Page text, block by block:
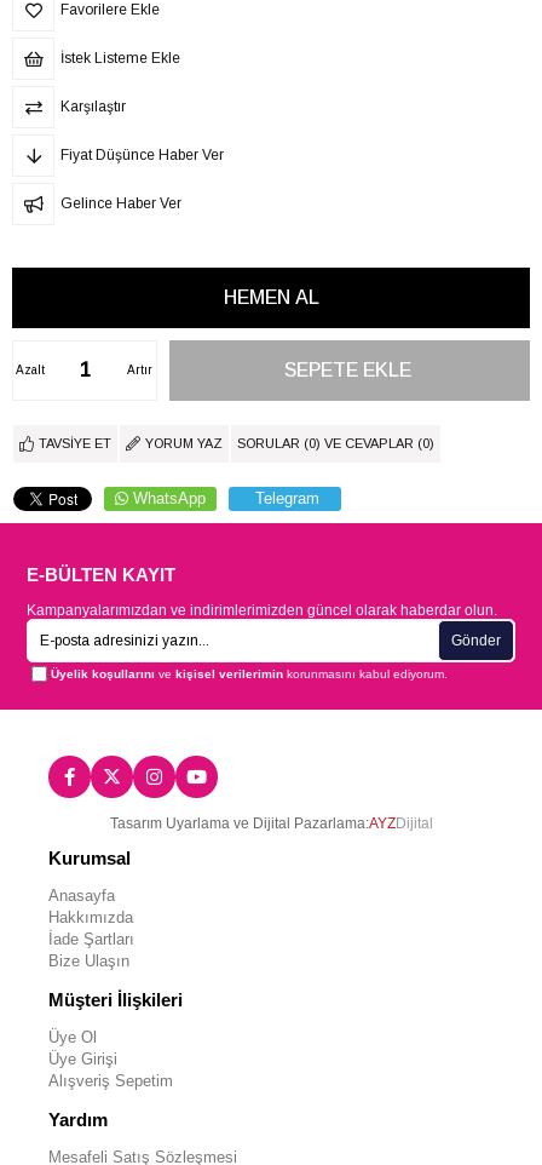
Favorilere Ekle
İstek Listeme Ekle
Karşılaştır
Fiyat Düşünce Haber Ver
Gelince Haber Ver
Artır
Azalt
TAVSIYE ET YORUM YAZ SORULAR (0) VE CEVAPLAR (0)
WhatsApp Telegram
E-BÜLTEN KAYIT
Kampanyalarımızdan ve indirimlerimizden güncel olarak haberdar olun.
Gönder
Üyelik koşullarını vekişisel verilerimin korunmasını kabul ediyorum.
Tasarım Uyarlama ve Dijital Pazarlama:AYZDijital
Kurumsal
Anasayfa
Hakkımızda
İade Şartları
Bize Ulaşın
Müşteri İlişkileri
Üye Ol
Üye Girişi
Alışveriş Sepetim
Yardım
Mesafeli Satış Sözleşmesi